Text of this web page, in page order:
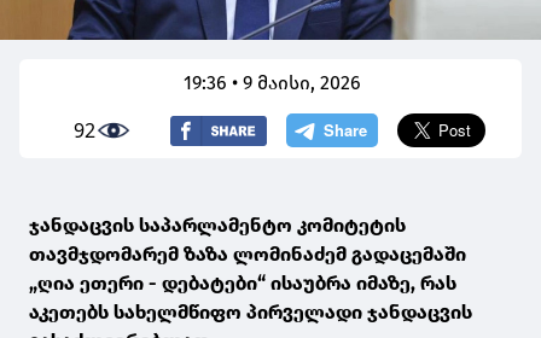
19:36 • 9 მაისი, 2026
92
ჯანდაცვის საპარლამენტო კომიტეტის
თავმჯდომარემ ზაზა ლომინაძემ გადაცემაში
„ღია ეთერი - დებატები“ ისაუბრა იმაზე, რას
აკეთებს სახელმწიფო პირველადი ჯანდაცვის